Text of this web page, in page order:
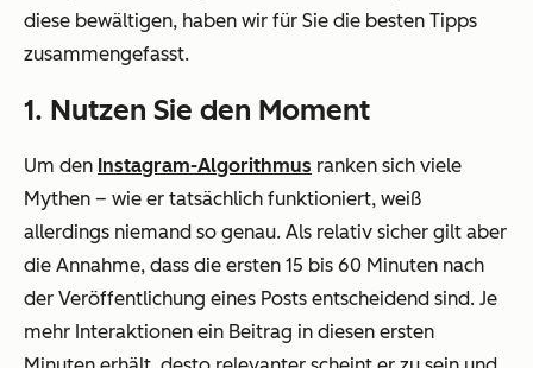
diese bewältigen, haben wir für Sie die besten Tipps
zusammengefasst.
1. Nutzen Sie den Moment
Um den Instagram-Algorithmus ranken sich viele
Mythen – wie er tatsächlich funktioniert, weiß
allerdings niemand so genau. Als relativ sicher gilt aber
die Annahme, dass die ersten 15 bis 60 Minuten nach
der Veröffentlichung eines Posts entscheidend sind. Je
mehr Interaktionen ein Beitrag in diesen ersten